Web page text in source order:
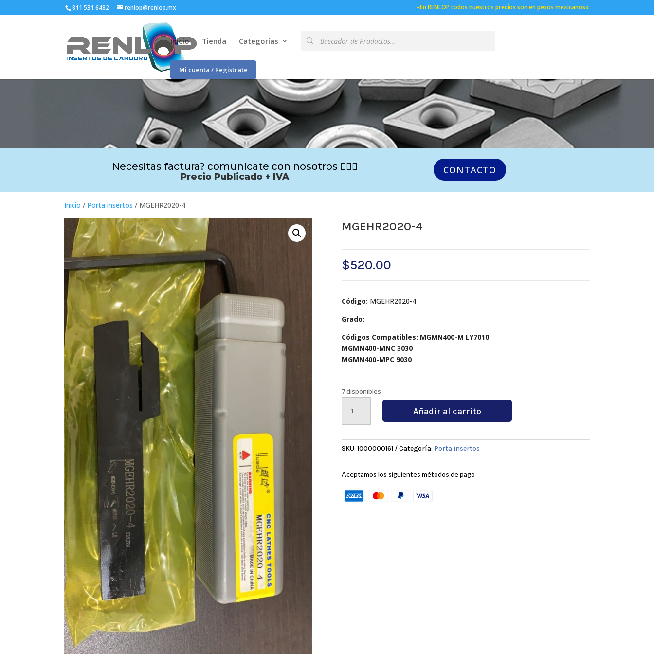
811 531 6482 renlop@renlop.mx «En RENLOP todos nuestros precios son en pesos mexicanos»
Inicio Tienda Categorías de
productos
Mi cuenta / Registrate
Necesitas factura? comunícate con nosotros 🙋🏻‍♂️
Precio Publicado + IVA
CONTACTO
Inicio / Porta insertos / MGEHR2020-4
MGEHR2020-4
$520.00
Código: MGEHR2020-4
Grado:
Códigos Compatibles: MGMN400-M LY7010
MGMN400-MNC 3030
MGMN400-MPC 9030
7 disponibles
MGEHR2020-
cantidad
Añadir al carrito
SKU: 1000000161 Categoría: Porta insertos
Aceptamos los siguientes métodos de pago